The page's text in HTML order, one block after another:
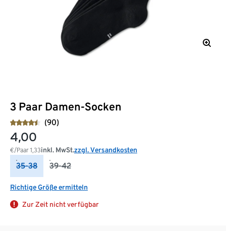
3 Paar Damen-Socken
(90)
4,00
€/Paar 1,33inkl. MwSt.zzgl. Versandkosten
35-38 39-42
Richtige Größe ermitteln
Zur Zeit nicht verfügbar